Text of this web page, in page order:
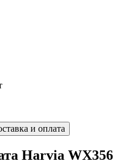
и оплата
Harvia WX356